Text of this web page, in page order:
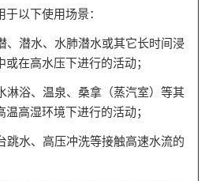
于以下使用场景：
、潜水、水肺潜水或其它长时间浸
或在高水压下进行的活动；
淋浴、温泉、桑拿（蒸汽室）等其
温高湿环境下进行的活动；
跳水、高压冲洗等接触高速水流的